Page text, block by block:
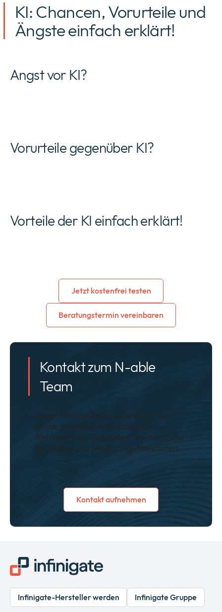
KI: Chancen, Vorurteile und
Ängste einfach erklärt!
Angst vor KI?
Vorurteile gegenüber KI?
Vorteile der KI einfach erklärt!
Jetzt kostenfrei testen
Beratungstermin vereinbaren
Kontakt zum N-able
Team
Unser N-able Team unterstützt Sie
gerne bei Ihren vertrieblichen
Anfragen, bei Pre-Sales Themen oder
bei geplanten Marketing-Aktivitäten.
Kontakt aufnehmen
Infinigate-Hersteller werden Infinigate Gruppe